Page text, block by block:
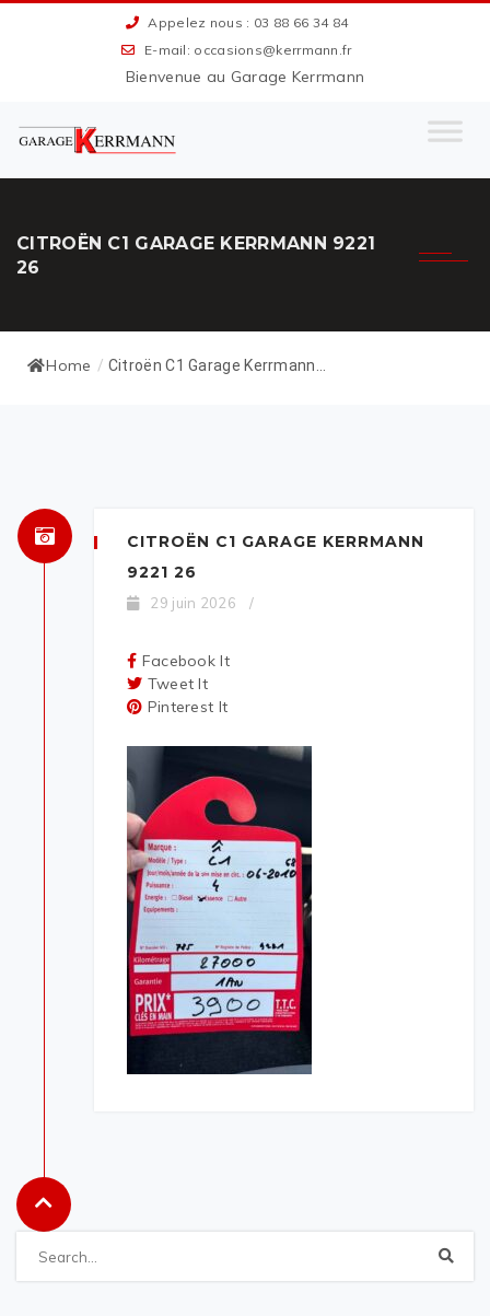
Appelez nous : 03 88 66 34 84
E-mail: occasions@kerrmann.fr
Bienvenue au Garage Kerrmann
CITROËN C1 GARAGE KERRMANN 9221
26
Home / Citroën C1 Garage Kerrmann...
CITROËN C1 GARAGE KERRMANN
9221 26
29 juin 2026 /
Facebook It
Tweet It
Pinterest It